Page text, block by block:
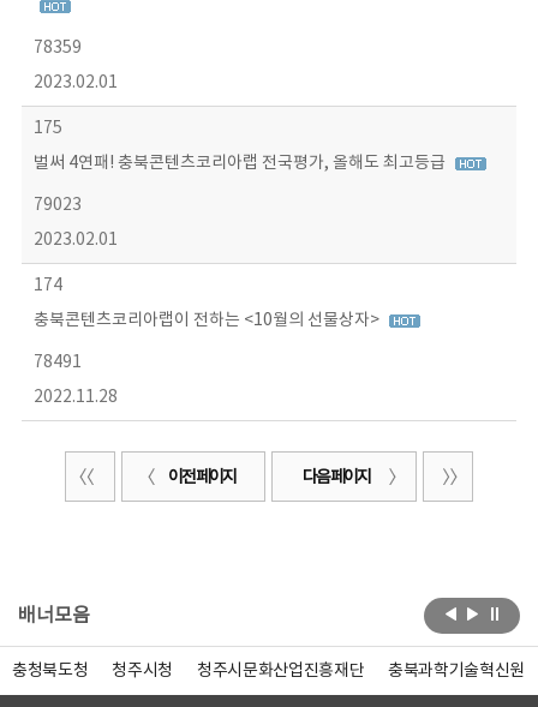
78359
2023.02.01
175
벌써 4연패! 충북콘텐츠코리아랩 전국평가, 올해도 최고등급
79023
2023.02.01
174
충북콘텐츠코리아랩이 전하는 <10월의 선물상자>
78491
2022.11.28
이전 페이지 다음 페이지
배너모음
충청북도청 청주시청 청주시문화산업진흥재단 충북과학기술혁신원